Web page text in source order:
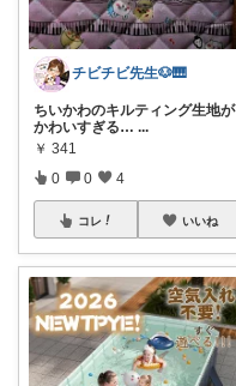
チビチビ先生🐶🎹
ちいかわのキルティング生地が
かわいすぎる… ...
￥ 341
0 0 4
コレ いいね